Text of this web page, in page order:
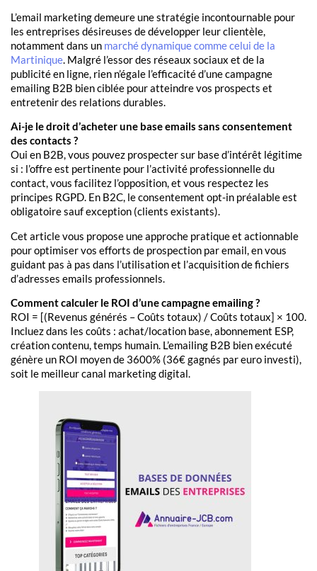
L’email marketing demeure une stratégie incontournable pour
les entreprises désireuses de développer leur clientèle,
notamment dans un marché dynamique comme celui de la
Martinique. Malgré l’essor des réseaux sociaux et de la
publicité en ligne, rien n’égale l’efficacité d’une campagne
emailing B2B bien ciblée pour atteindre vos prospects et
entretenir des relations durables.
Ai-je le droit d’acheter une base emails sans consentement
des contacts ?
Oui en B2B, vous pouvez prospecter sur base d’intérêt légitime
si : l’offre est pertinente pour l’activité professionnelle du
contact, vous facilitez l’opposition, et vous respectez les
principes RGPD. En B2C, le consentement opt-in préalable est
obligatoire sauf exception (clients existants).
Cet article vous propose une approche pratique et actionnable
pour optimiser vos efforts de prospection par email, en vous
guidant pas à pas dans l’utilisation et l’acquisition de fichiers
d’adresses emails professionnels.
Comment calculer le ROI d’une campagne emailing ?
ROI = [(Revenus générés – Coûts totaux) / Coûts totaux] × 100.
Incluez dans les coûts : achat/location base, abonnement ESP,
création contenu, temps humain. L’emailing B2B bien exécuté
génère un ROI moyen de 3600% (36€ gagnés par euro investi),
soit le meilleur canal marketing digital.